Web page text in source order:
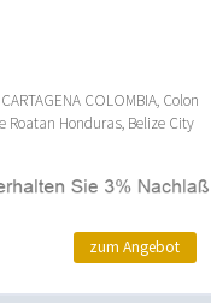
COLOMBIA, Colon
Roatan Honduras, Belize City
zum Angebot